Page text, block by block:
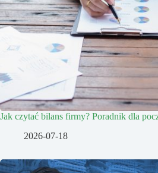
Jak czytać bilans firmy? Poradnik dla
2026-07-18